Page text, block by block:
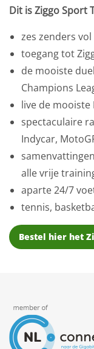
Dit is Ziggo Sport
zes zenders
toegang tot
de mooiste
Champions
live de mooiste
spectaculaire
Indycar,
alle vrije
aparte 24/7
tennis,
Bestel hier het